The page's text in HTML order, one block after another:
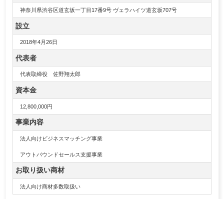
神奈川県渋谷区道玄坂一丁目17番9号 ヴェラハイツ道玄坂707号
設立
2018年4月26日
代表者
代表取締役 佐野翔太郎
資本金
12,800,000円
事業内容
法人向けビジネスマッチング事業
アウトバウンドセールス支援事業
お取り扱い商材
法人向け商材多数取扱い